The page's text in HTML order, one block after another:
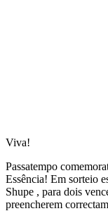
Viva!
Passatempo
Essência! Em sorteio
Shupe , para dois
preencherem